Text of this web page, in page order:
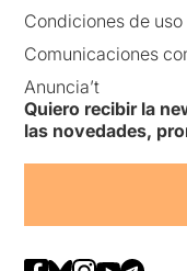
Condiciones de uso
Comunicaciones
Anuncia’t
Quiero recibir la
las novedades,